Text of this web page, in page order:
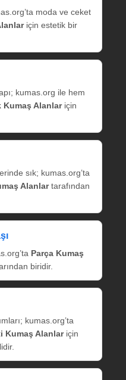
moda ve ceket
için estetik bir
kumas.org ile hem
Kumaş Alanlariçin
sık; kumas.org’ta
Alanlartarafından
Parça Kumaş
biridir.
kumas.org’ta
Kumaş Alanlariçin